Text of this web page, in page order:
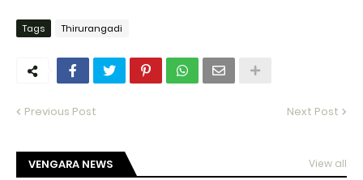
Tags Thirurangadi
Previous Post Next Post
VENGARA NEWS View all